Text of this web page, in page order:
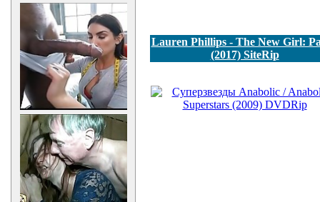
Lauren Phillips - The New Girl:
(2017) SiteRip